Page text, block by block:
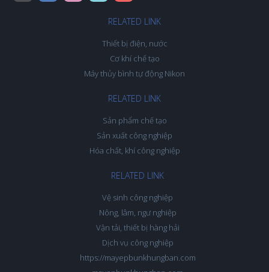
RELATED LINK
Thiết bị điện, nước
Cơ khí chế tạo
Máy thủy bình tự động Nikon
RELATED LINK
Sản phẩm chế tạo
Sản xuất công nghiệp
Hóa chất, khí công nghiệp
RELATED LINK
Vệ sinh công nghiệp
Nông, lâm, ngư nghiệp
Vận tải, thiết bị hàng hải
Dịch vụ công nghiệp
https://mayepbunkhungban.com